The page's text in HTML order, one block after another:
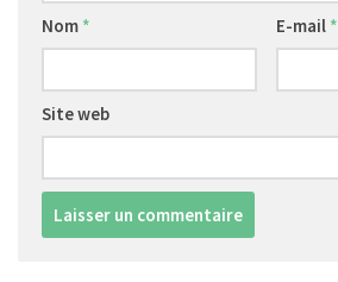
Nom * E-mail *
Site web